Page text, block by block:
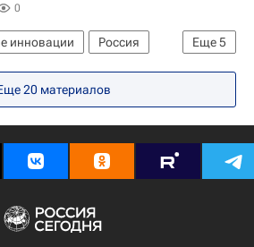
0
Еще5
инновации
Россия
Пулково (аэропорт)
Технологическое лидерство
20 материалов